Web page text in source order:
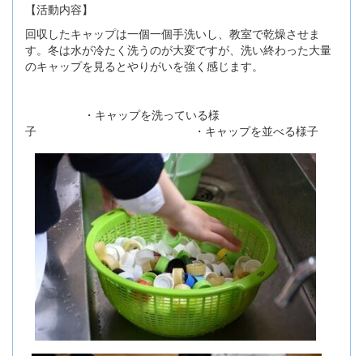
【活動内容】
回収したキャップは一個一個手洗いし、教室で乾燥させま
す。冬は水が冷たく洗うのが大変ですが、洗い終わった大量
のキャップを見るとやりがいを強く感じます。
・キャップを洗っている様
子 ・キャップを並べる様子